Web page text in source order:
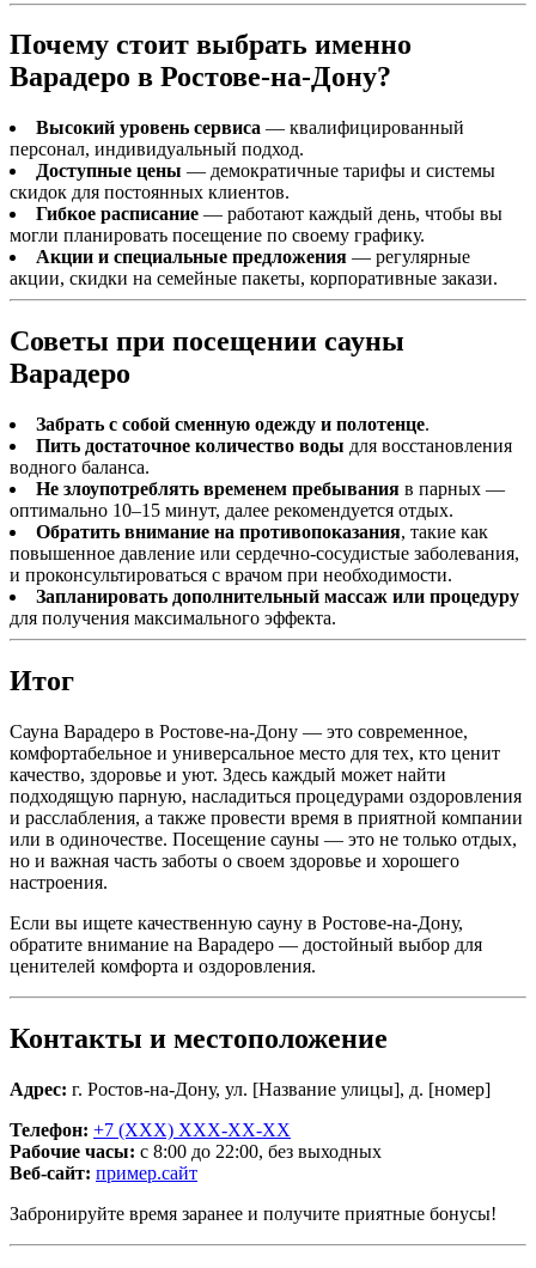
Почему стоит выбрать именно
Варадеро в Ростове-на-Дону?
Высокий уровень сервиса — квалифицированный
персонал, индивидуальный подход.
Доступные цены — демократичные тарифы и системы
скидок для постоянных клиентов.
Гибкое расписание — работают каждый день, чтобы вы
могли планировать посещение по своему графику.
Акции и специальные предложения — регулярные
акции, скидки на семейные пакеты, корпоративные закази.
Советы при посещении сауны
Варадеро
Забрать с собой сменную одежду и полотенце.
Пить достаточное количество воды для восстановления
водного баланса.
Не злоупотреблять временем пребывания в парных —
оптимально 10–15 минут, далее рекомендуется отдых.
Обратить внимание на противопоказания, такие как
повышенное давление или сердечно-сосудистые заболевания,
и проконсультироваться с врачом при необходимости.
Запланировать дополнительный массаж или процедуру
для получения максимального эффекта.
Итог
Сауна Варадеро в Ростове-на-Дону — это современное,
комфортабельное и универсальное место для тех, кто ценит
качество, здоровье и уют. Здесь каждый может найти
подходящую парную, насладиться процедурами оздоровления
и расслабления, а также провести время в приятной компании
или в одиночестве. Посещение сауны — это не только отдых,
но и важная часть заботы о своем здоровье и хорошего
настроения.
Если вы ищете качественную сауну в Ростове-на-Дону,
обратите внимание на Варадеро — достойный выбор для
ценителей комфорта и оздоровления.
Контакты и местоположение
Адрес: г. Ростов-на-Дону, ул. [Название улицы], д. [номер]
Телефон: +7 (XXX) XXX-XX-XX
Рабочие часы: с 8:00 до 22:00, без выходных
Веб-сайт: пример.сайт
Забронируйте время заранее и получите приятные бонусы!